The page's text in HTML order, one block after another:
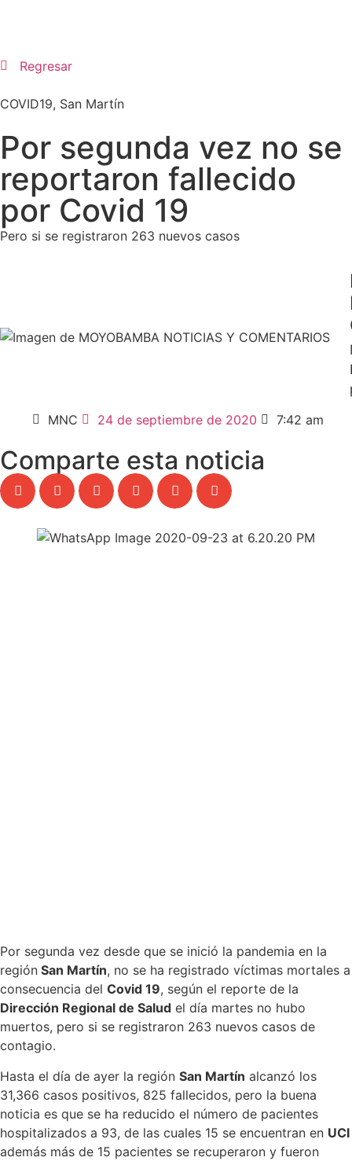
Regresar
COVID19, San Martín
Por segunda vez no se
reportaron fallecido
por Covid 19
Pero si se registraron 263 nuevos casos
MNC
24 de septiembre de 2020 7:42 am
Comparte esta noticia
Por segunda vez desde que se inició la pandemia en la
región San Martín, no se ha registrado víctimas mortales a
consecuencia del Covid 19, según el reporte de la
Dirección Regional de Salud el día martes no hubo
muertos, pero si se registraron 263 nuevos casos de
contagio.
Hasta el día de ayer la región San Martín alcanzó los
31,366 casos positivos, 825 fallecidos, pero la buena
noticia es que se ha reducido el número de pacientes
hospitalizados a 93, de las cuales 15 se encuentran en UCI
además más de 15 pacientes se recuperaron y fueron